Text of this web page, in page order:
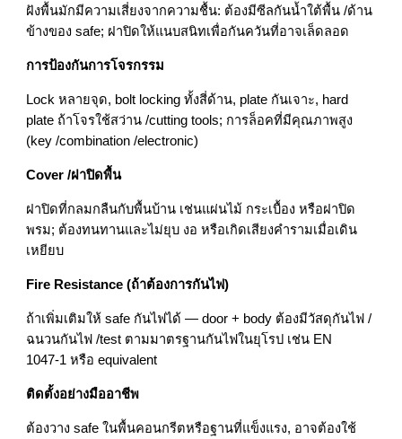
ฝังพื้นมักมีความเสี่ยงจากความชื้น: ต้องมีซีลกันน้ำใต้พื้น /ด้าน
ข้างของ safe; ฝาปิดให้แนบสนิทเพื่อกันควันที่อาจเล็ดลอด
การป้องกันการโจรกรรม
Lock หลายจุด, bolt locking ทั้งสี่ด้าน, plate กันเจาะ, hard
plate ถ้าโจรใช้สว่าน /cutting tools; การล็อคที่มีคุณภาพสูง
(key /combination /electronic)
Cover /ฝาปิดพื้น
ฝาปิดที่กลมกลืนกับพื้นบ้าน เช่นแผ่นไม้ กระเบื้อง หรือฝาปิด
พรม; ต้องทนทานและไม่ยุบ งอ หรือเกิดเสียงคำรามเมื่อเดิน
เหยียบ
Fire Resistance (ถ้าต้องการกันไฟ)
ถ้าเพิ่มเติมให้ safe กันไฟได้ — door + body ต้องมีวัสดุกันไฟ /
ฉนวนกันไฟ /test ตามมาตรฐานกันไฟในยุโรป เช่น EN
1047‑1 หรือ equivalent
ติดตั้งอย่างมืออาชีพ
ต้องวาง safe ในพื้นคอนกรีตหรือฐานที่แข็งแรง, อาจต้องใช้